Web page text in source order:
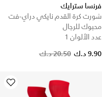
فرنسا سترايك
شورت كرة القدم نايكي دراي-فت
محبوك للرجال
عدد الألوان 1
20.50 د.ك 9.90 د.ك